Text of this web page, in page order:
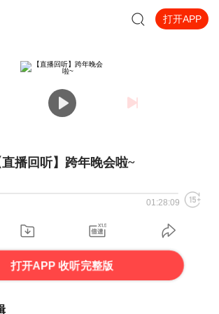
打开APP
直播回听】跨年晚会啦~
01:28:09
打开APP 收听完整版